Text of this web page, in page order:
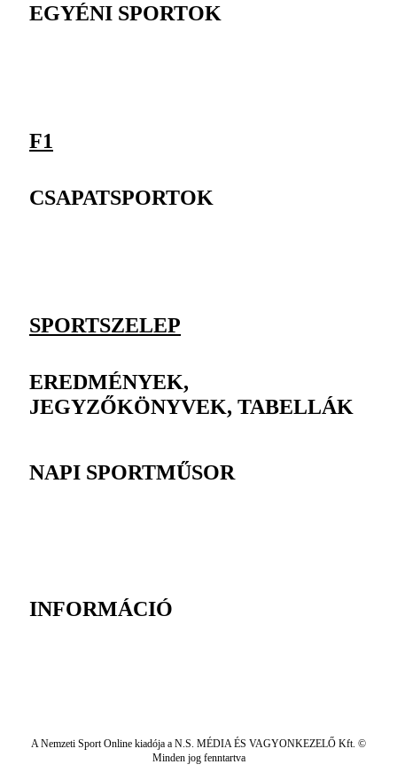
EGYÉNI SPORTOK
F1
CSAPATSPORTOK
SPORTSZELEP
EREDMÉNYEK,
JEGYZŐKÖNYVEK, TABELLÁK
NAPI SPORTMŰSOR
INFORMÁCIÓ
A Nemzeti Sport Online kiadója a N.S. MÉDIA ÉS VAGYONKEZELŐ Kft. ©
Minden jog fenntartva